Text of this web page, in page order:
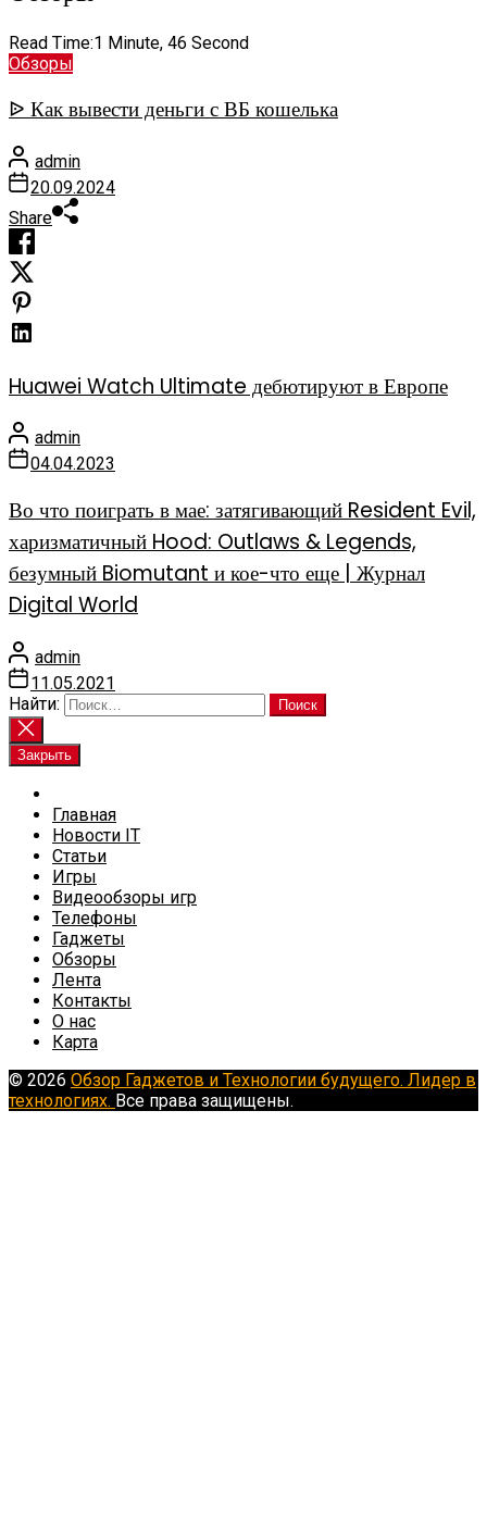
Read Time:1 Minute, 46 Second
Обзоры
ᐉ Как вывести деньги с ВБ кошелька
admin
20.09.2024
Share
Huawei Watch Ultimate дебютируют в Европе
admin
04.04.2023
Во что поиграть в мае: затягивающий Resident Evil,
харизматичный Hood: Outlaws & Legends,
безумный Biomutant и кое-что еще | Журнал
Digital World
admin
11.05.2021
Найти:
Закрыть
Главная
Новости IT
Статьи
Игры
Видеообзоры игр
Телефоны
Гаджеты
Обзоры
Лента
Контакты
О нас
Карта
© 2026 Обзор Гаджетов и Технологии будущего. Лидер в
технологиях. Все права защищены.